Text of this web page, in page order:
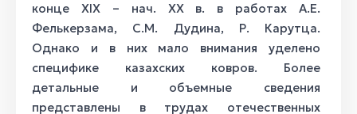
конце XIX – нач. ХХ в. в работах А.Е.
Фелькерзама, С.М. Дудина, Р. Карутца.
Однако и в них мало внимания уделено
специфике казахских ковров. Более
детальные и объемные сведения
представлены в трудах отечественных